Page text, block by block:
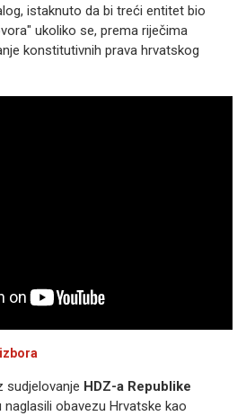
istaknuto da bi treći entitet bio
ukoliko se, prema riječima
konstitutivnih prava hrvatskog
sudjelovanje HDZ-a Republike
naglasili obavezu Hrvatske kao